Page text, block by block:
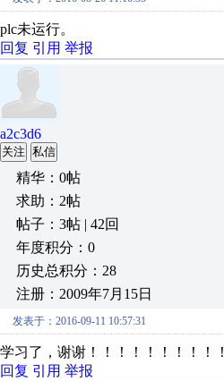
plc未运行。
回复 引用 举报
a2c3d6
关注 私信
精华：0帖
求助：2帖
帖子：3帖 | 42回
年度积分：0
历史总积分：28
注册：2009年7月15日
发表于：2016-09-11 10:57:31
学习了，谢谢！！！！！！！！！！
回复 引用 举报